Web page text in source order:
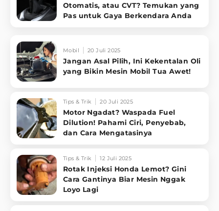
Otomatis, atau CVT? Temukan yang
Pas untuk Gaya Berkendara Anda
Mobil 20 Juli 2025
Jangan Asal Pilih, Ini Kekentalan Oli
yang Bikin Mesin Mobil Tua Awet!
Tips & Trik 20 Juli 2025
Motor Ngadat? Waspada Fuel
Dilution! Pahami Ciri, Penyebab,
dan Cara Mengatasinya
Tips & Trik 12 Juli 2025
Rotak Injeksi Honda Lemot? Gini
Cara Gantinya Biar Mesin Nggak
Loyo Lagi